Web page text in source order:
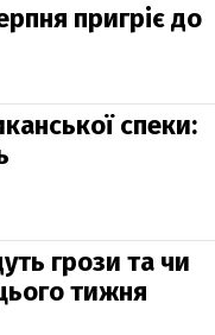
пригріє до
спеки:
грози та чи
тижня